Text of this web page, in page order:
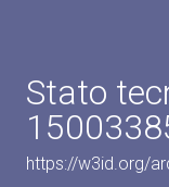
Stato
https://w3id.org/